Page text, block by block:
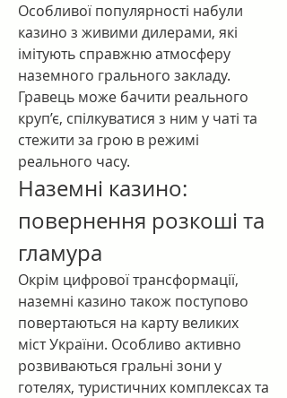
Особливої популярності набули
казино з живими дилерами, які
імітують справжню атмосферу
наземного грального закладу.
Гравець може бачити реального
круп’є, спілкуватися з ним у чаті та
стежити за грою в режимі
реального часу.
Наземні казино:
повернення розкоші та
гламура
Окрім цифрової трансформації,
наземні казино також поступово
повертаються на карту великих
міст України. Особливо активно
розвиваються гральні зони у
готелях, туристичних комплексах та